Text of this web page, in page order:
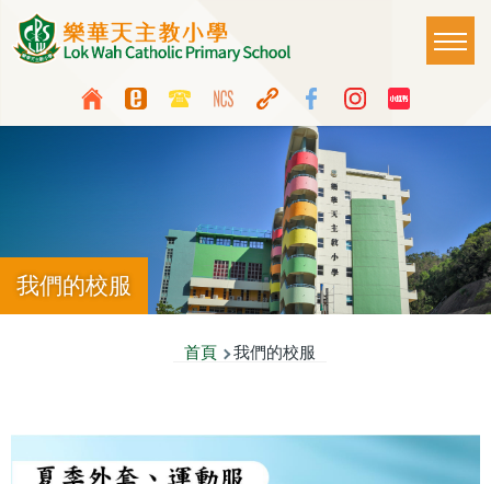
移至主內容
Top
Media
Button
Language
switcher
Main
我們的校服
連
結
首頁 我們的校服